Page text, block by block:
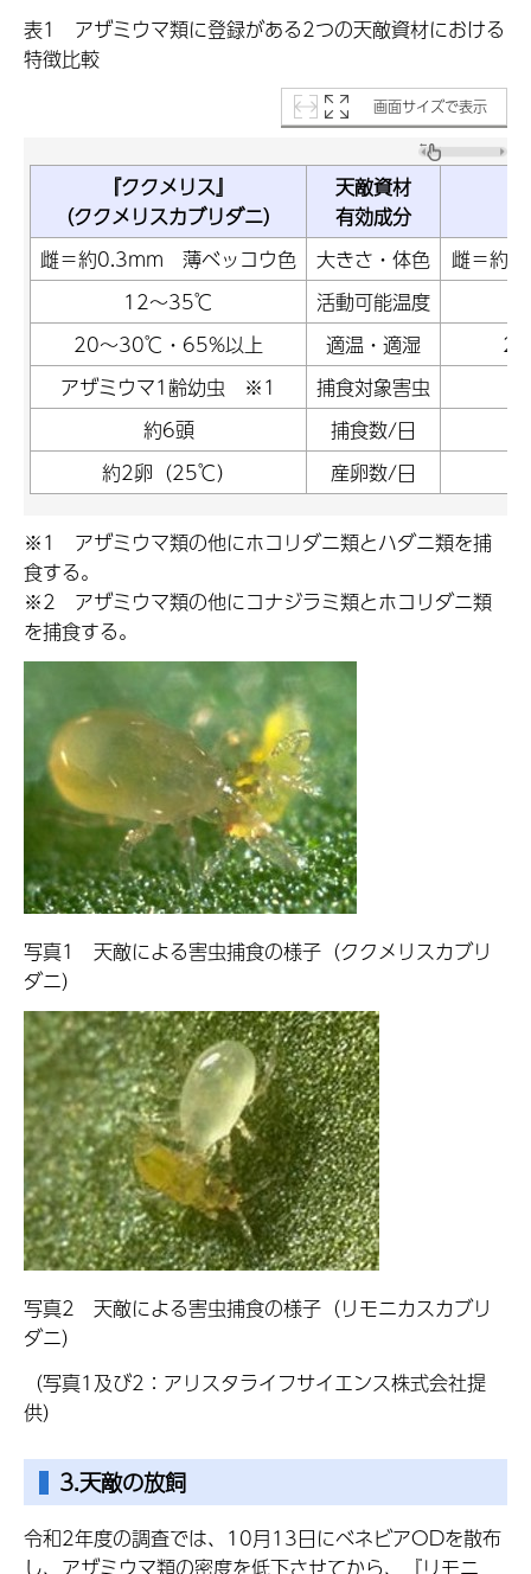
表1 アザミウマ類に登録がある2つの天敵資材における
特徴比較
画面サイズで表示
『ククメリス』
（ククメリスカブリダニ）
天敵資材
有効成分
雌＝約0.3mm 薄ベッコウ色
大きさ・体色
雌＝約
12～35℃
活動可能温度
20～30℃・65%以上
適温・適湿
アザミウマ1齢幼虫 ※1
捕食対象害虫
約6頭
捕食数/日
約2卵（25℃）
産卵数/日
※1 アザミウマ類の他にホコリダニ類とハダニ類を捕
食する。
※2 アザミウマ類の他にコナジラミ類とホコリダニ類
を捕食する。
写真1 天敵による害虫捕食の様子（ククメリスカブリ
ダニ）
写真2 天敵による害虫捕食の様子（リモニカスカブリ
ダニ）
（写真1及び2：アリスタライフサイエンス株式会社提
供）
3.天敵の放飼
令和2年度の調査では、10月13日にベネビアODを散布
し、アザミウマ類の密度を低下させてから、『リモニ